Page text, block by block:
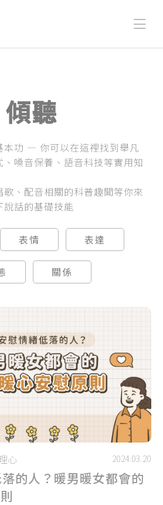
傾聽
本功 — 你可以在這裡找到舉凡
嗓音保養、語音科技等實用知
、配音相關的科普趣聞等你來
說話的基礎技能
表情 表達
關係
心 2024.03.20
的人？暖男暖女都會的